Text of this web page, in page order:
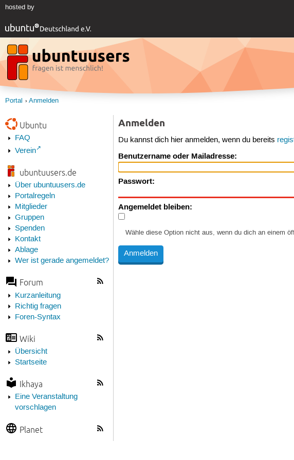
hosted by
Portal Anmelden
Ubuntu
FAQ
Verein
ubuntuusers.de
Über ubuntuusers.de
Portalregeln
Mitglieder
Gruppen
Spenden
Kontakt
Ablage
Wer ist gerade angemeldet?
Forum
Kurzanleitung
Richtig fragen
Foren-Syntax
Wiki
Übersicht
Startseite
Ikhaya
Eine Veranstaltung
vorschlagen
Planet
Anmelden
Du kannst dich hier anmelden, wenn du bereits
Benutzername oder Mailadresse:
Passwort:
Angemeldet bleiben:
Wähle diese Option nicht aus, wenn du dich an einem